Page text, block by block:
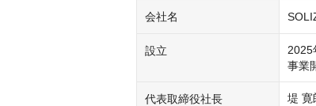
会社名
設立
2025
事業
代表取締役社長 堤 寛